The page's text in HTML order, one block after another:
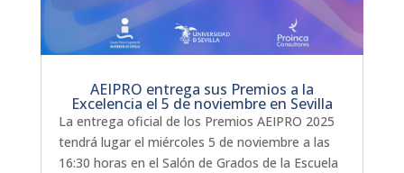
AEIPRO entrega sus Premios a la
Excelencia el 5 de noviembre en Sevilla
La entrega oficial de los Premios AEIPRO 2025
tendrá lugar el miércoles 5 de noviembre a las
16:30 horas en el Salón de Grados de la Escuela